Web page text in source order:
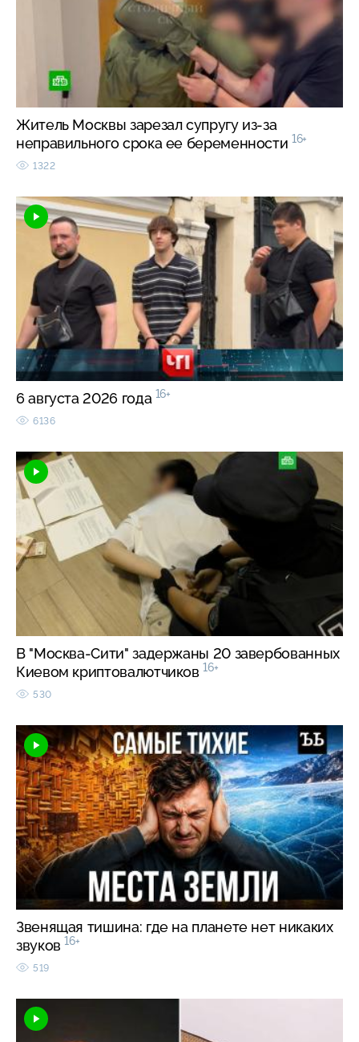
Житель Москвы зарезал супругу из-за
неправильного срока ее беременности 16+
1322
6 августа 2026 года 16+
6136
В "Москва-Сити" задержаны 20 завербованных
Киевом криптовалютчиков 16+
530
Звенящая тишина: где на планете нет никаких
звуков 16+
519